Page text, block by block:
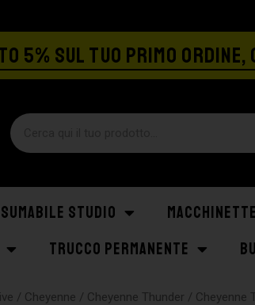
5% SUL TUO PRIMO
STUDIO
TRUCCO PERMANENTE
/ Cheyenne / Cheyenne Thunder / Cheyenne